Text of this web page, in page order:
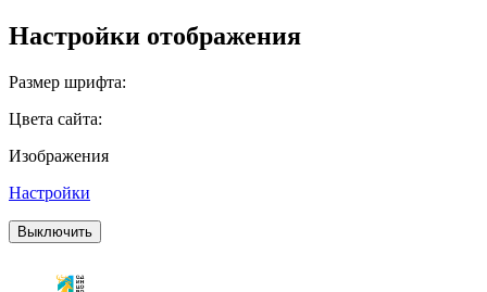
Настройки отображения
Размер шрифта:
Цвета сайта:
Изображения
Настройки
Выключить